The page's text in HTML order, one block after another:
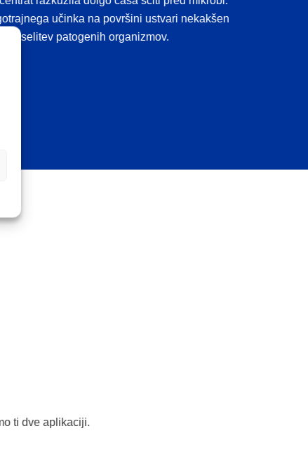
učinka na površini ustvari nekakšen
naselitev patogenih organizmov.
ti dve aplikaciji.